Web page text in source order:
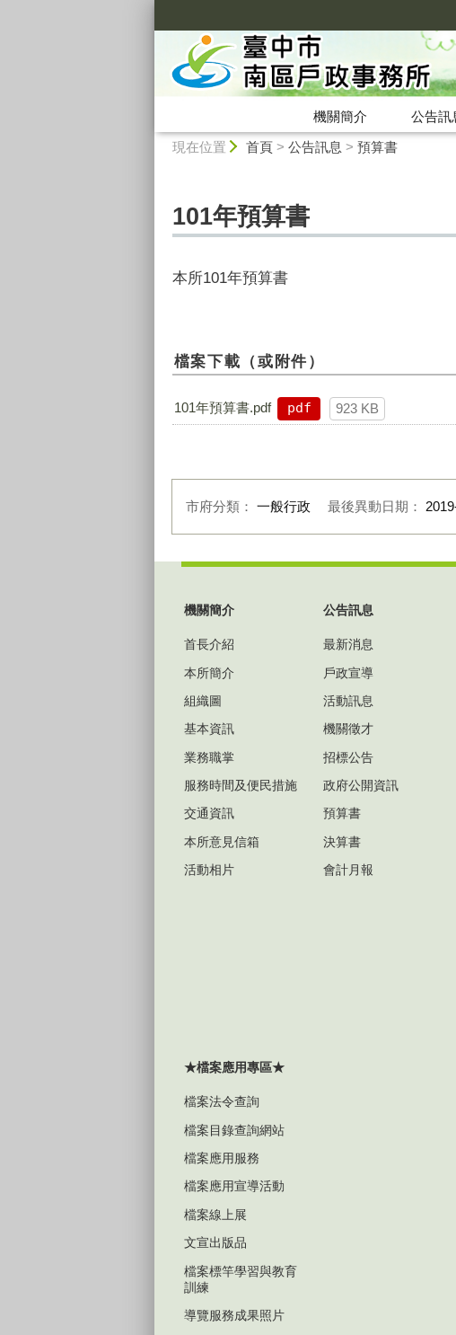
機關簡介 公告訊
現在位置 首頁> 公告訊息 > 預算書
101年預算書
本所101年預算書
檔案下載（或附件）
101年預算書.pdf pdf 923 KB
市府分類： 一般行政 最後異動日期：
機關簡介
首長介紹
本所簡介
組織圖
基本資訊
業務職掌
服務時間及便民措施
交通資訊
本所意見信箱
活動相片
公告訊息
最新消息
戶政宣導
活動訊息
機關徵才
招標公告
政府公開資訊
預算書
決算書
會計月報
★檔案應用專區★
檔案法令查詢
檔案目錄查詢網站
檔案應用服務
檔案應用宣導活動
檔案線上展
文宣出版品
檔案標竿學習與教育
訓練
導覽服務成果照片